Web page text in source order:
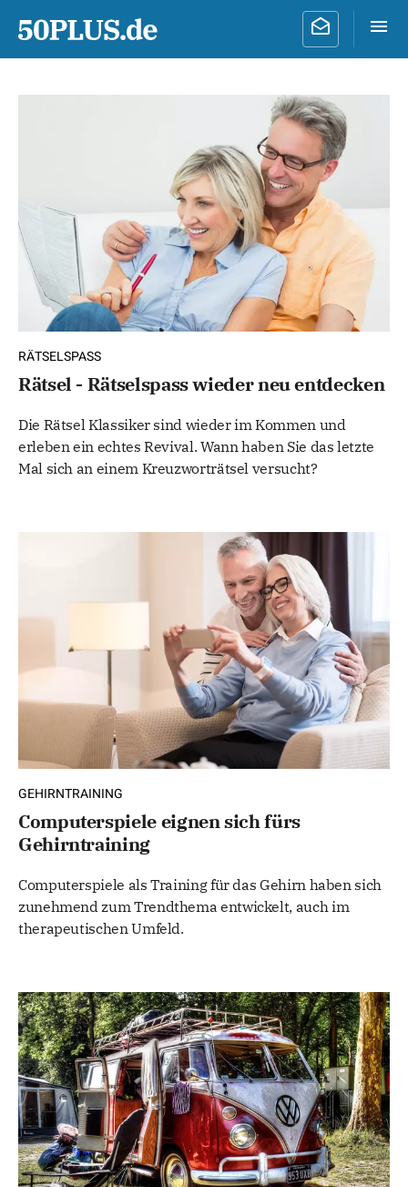
RÄTSELSPASS
Rätsel - Rätselspass wieder neu entdecken
Die Rätsel Klassiker sind wieder im Kommen und
erleben ein echtes Revival. Wann haben Sie das letzte
Mal sich an einem Kreuzworträtsel versucht?
GEHIRNTRAINING
Computerspiele eignen sich fürs
Gehirntraining
Computerspiele als Training für das Gehirn haben sich
zunehmend zum Trendthema entwickelt, auch im
therapeutischen Umfeld.